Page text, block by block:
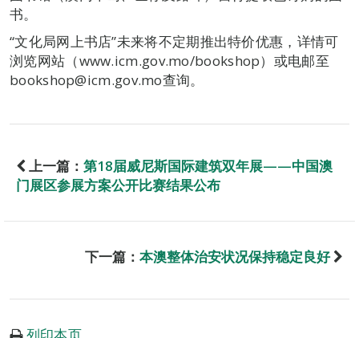
书。
“文化局网上书店”未来将不定期推出特价优惠，详情可
浏览网站（www.icm.gov.mo/bookshop）或电邮至
bookshop@icm.gov.mo查询。
上一篇： 第18届威尼斯国际建筑双年展——中国澳
门展区参展方案公开比赛结果公布
下一篇： 本澳整体治安状况保持稳定良好